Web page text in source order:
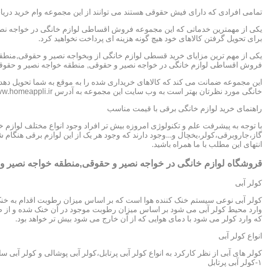
تمامی افرادی که دارای فیش حقوقی هستند می توانند از این مجموعه وام خرید
یکی از مهمترین خدماتی که این مجموعه فروش اقساطی لوازم خانگی در خواجه
برای تحویل گرفتن کالاهای خود هیچ گونه هزینه ای پرداخت نخواهید کرد.
یکی از مهم ترین مزایای خرید قسطی لوازم خانگی از وبخواجه نصیر و
فروش اقساطی لوازم خانگی در خواجه نصیر و حقوقی, منطقه خواجه نصیر و
این مجموعه ضمانت می کند که کالاهای خریداری شده را به موقع به شما تحویل
خانگی مورد نظرتان بهتر است به وب سایت این مجموعه به آدرس https://www.homeappli.ir سر بزنید.
راهنمای خرید لوازم خانگی برقی با قیمت مناسب
با توجه به پیشرفت علم و تکنولوژی امروزه بیش تر افراد وجود انواع مختلف
گاز،جاروبرقی،کولر،یخچال و...وجود دارند که وجود هر یک از این لوازم برقی
انتهای این مطلب با ما همراه باشید.
قروشگاه لوازم خانگی در خواجه نصیر و حقوقی,منطقه خواجه نصیر
کولر آبی
کولر آبی نوعی سیستم خنک کننده هوا است که بر اساس میزان رطوبت اقدام
وارد محیط کولر آبی می شود بر اساس میزان رطوبت موجود در آن خنک شده و از
که وارد کولر می شود با دمای هوایی که از آن خارج می شود بیش تر خواهد بود.
انواع کولر آبی
کولر های آبی از نظر کارکرد به انواع کولر آبی پرتابل،کولر آبی پوشالی و کولر
۱-کولر آبی پرتابل